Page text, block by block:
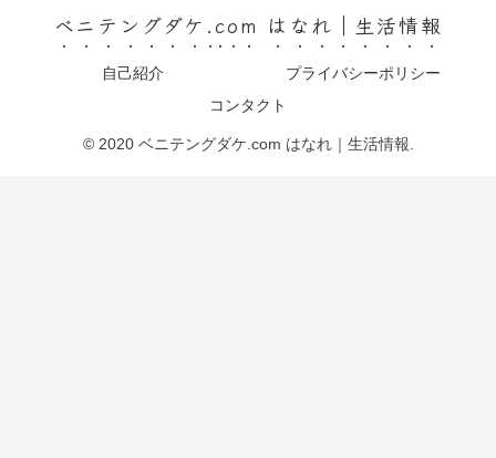
ベニテングダケ.com はなれ｜生活情報
自己紹介
プライバシーポリシー
コンタクト
© 2020 ベニテングダケ.com はなれ｜生活情報.